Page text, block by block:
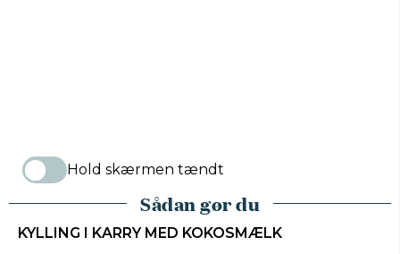
Hold skærmen tændt
Sådan gør du
KYLLING I KARRY MED KOKOSMÆLK